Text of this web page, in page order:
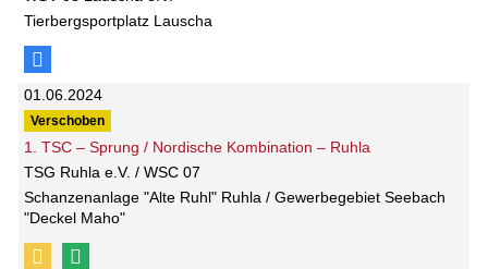
Tierbergsportplatz Lauscha
01.06.2024
Verschoben
1. TSC – Sprung / Nordische Kombination – Ruhla
TSG Ruhla e.V. / WSC 07
Schanzenanlage "Alte Ruhl" Ruhla / Gewerbegebiet Seebach
"Deckel Maho"